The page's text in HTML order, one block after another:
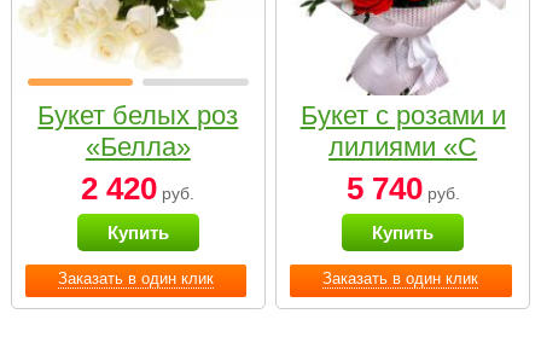
Заказать в один клик
Букет белых роз
«Белла»
2 420 руб.
Купить
Заказать в один клик
Букет с розами и
лилиями «С
наилучшими
пожеланиями»
5 740руб.
Купить